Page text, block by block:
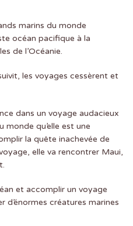
marins du monde
océan pacifique à la
de l’Océanie.
les voyages cessèrent et
dans un voyage audacieux
monde qu’elle est une
la quête inachevée de
elle va rencontrer Maui,
et accomplir un voyage
créatures marines